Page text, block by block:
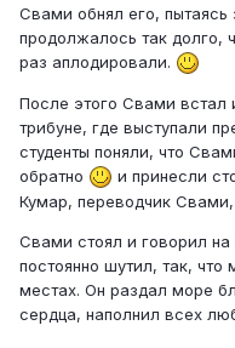
Свами обнял его, пытаясь
продолжалось так долго,
раз аплодировали.
После этого Свами встал
трибуне, где выступали
студенты поняли, что
обратно
и принесли
Кумар, переводчик
Свами стоял и говорил
постоянно шутил, так,
местах. Он раздал море
сердца, наполнил всех